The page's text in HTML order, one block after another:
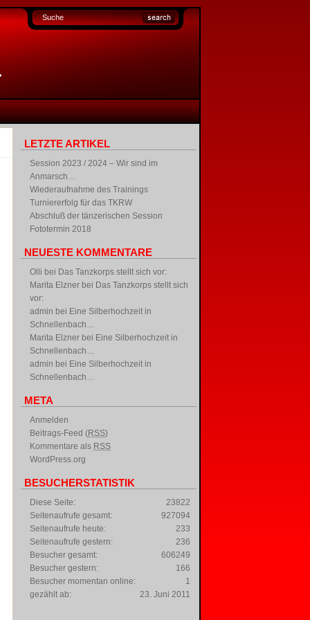
LETZTE ARTIKEL
Session 2023 / 2024 – Wir sind im
Anmarsch…
Wiederaufnahme des Trainings
Turniererfolg für das TKRW
Abschluß der tänzerischen Session
Fototermin 2018
NEUESTE KOMMENTARE
Olli bei Das Tanzkorps stellt sich vor:
Marita Elzner bei Das Tanzkorps stellt sich
vor:
admin bei Eine Silberhochzeit in
Schnellenbach…
Marita Elzner bei Eine Silberhochzeit in
Schnellenbach…
admin bei Eine Silberhochzeit in
Schnellenbach…
META
Anmelden
Beitrags-Feed (RSS)
Kommentare als RSS
WordPress.org
BESUCHERSTATISTIK
23822
Diese Seite:
927094
Seitenaufrufe gesamt:
233
Seitenaufrufe heute:
236
Seitenaufrufe gestern:
606249
Besucher gesamt:
166
Besucher gestern:
1
Besucher momentan online:
23. Juni 2011
gezählt ab: